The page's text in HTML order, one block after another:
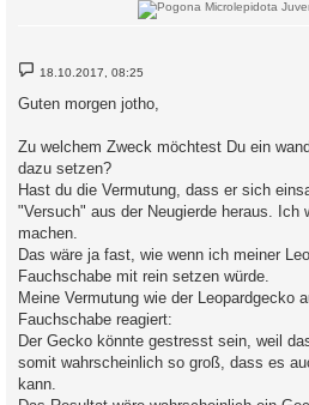
B
e
t
g
18.10.2017, 08:25
Guten morgen jotho,
Zu welchem Zweck möchtest Du ein
dazu setzen?
Hast du die Vermutung, dass er sich
"Versuch" aus der Neugierde heraus. Ich
machen.
Das wäre ja fast, wie wenn ich meiner
Fauchschabe mit rein setzen würde.
Meine Vermutung wie der Leopardgecko
Fauchschabe reagiert:
Der Gecko könnte gestresst sein, weil
somit wahrscheinlich so groß, dass es
kann.